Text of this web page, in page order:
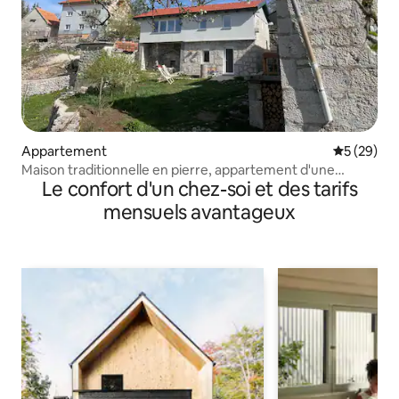
Appartement
5 (29)
Maison traditionnelle en pierre, appartement d'une
chambre
Le confort d'un chez-soi et des tarifs
mensuels avantageux